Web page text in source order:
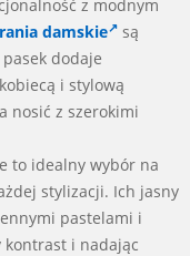
z modnym
damskie
są
dodaje
i stylową
nosić z szerokimi
to idealny wybór na
stylizacji. Ich jasny
pastelami i
i nadając